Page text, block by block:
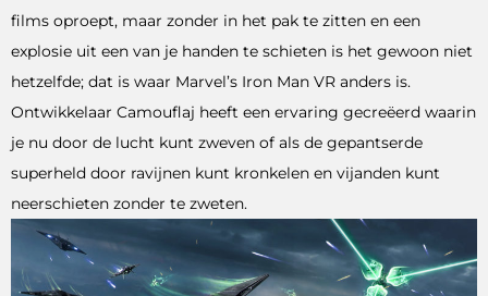
films oproept, maar zonder in het pak te zitten en een
explosie uit een van je handen te schieten is het gewoon niet
hetzelfde; dat is waar Marvel’s Iron Man VR anders is.
Ontwikkelaar Camouflaj heeft een ervaring gecreëerd waarin
je nu door de lucht kunt zweven of als de gepantserde
superheld door ravijnen kunt kronkelen en vijanden kunt
neerschieten zonder te zweten.